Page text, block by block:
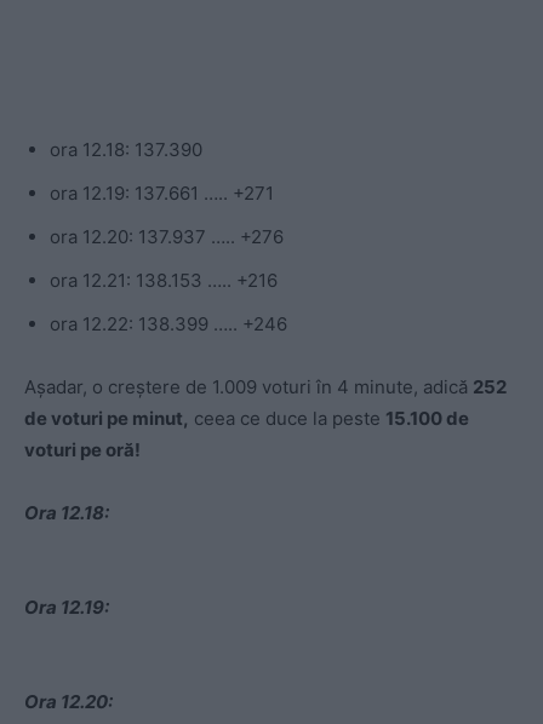
ora 12.18: 137.390
ora 12.19: 137.661 ….. +271
ora 12.20: 137.937 ….. +276
ora 12.21: 138.153 ….. +216
ora 12.22: 138.399 ….. +246
Așadar, o creștere de 1.009 voturi în 4 minute, adică 252
de voturi pe minut, ceea ce duce la peste 15.100 de
voturi pe oră!
Ora 12.18:
Ora 12.19:
Ora 12.20: